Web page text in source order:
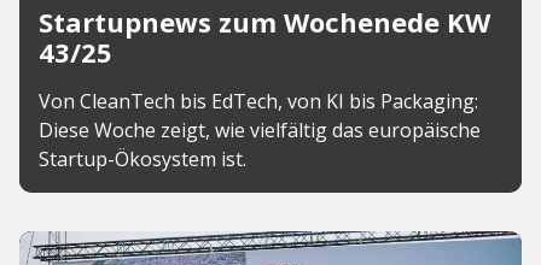
Startupnews zum Wochenede KW
43/25
Von CleanTech bis EdTech, von KI bis Packaging:
Diese Woche zeigt, wie vielfältig das europäische
Startup-Ökosystem ist.